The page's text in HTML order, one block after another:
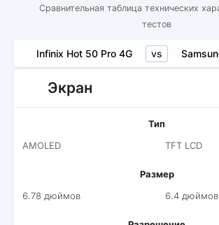
Сравнительная таблица технических
тестов
Infinix Hot 50 Pro 4G vs
Экран
Тип
AMOLED
TFT LCD
Размер
6.78 дюймов
6.4 дюймов